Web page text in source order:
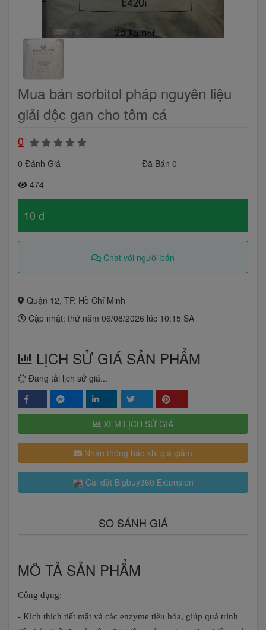
Mua bán sorbitol pháp nguyên liệu
giải độc gan cho tôm cá
0
0 Đánh Giá
Đã Bán 0
474
10 đ
Chat với người bán
Quận 12, TP. Hồ Chí Minh
Cập nhật: thứ năm 06/08/2026 lúc 10:15 SA
LỊCH SỬ GIÁ SẢN PHẨM
Đang tải lịch sử giá...
XEM LỊCH SỬ GIÁ
Nhận thông báo khi giá giảm
Cài đặt Bigbuy360 Extension
SO SÁNH GIÁ
MÔ TẢ SẢN PHẨM
Công dụng:
- Kích thích tiết mật và các enzyme tiêu hóa, giúp quá trình